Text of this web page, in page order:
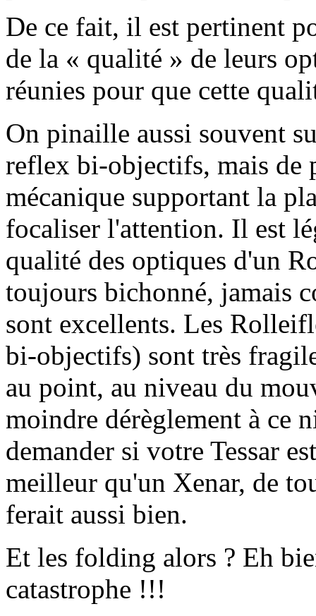
De ce fait, il est pertinent
de la « qualité » de leurs
réunies pour que cette
On pinaille aussi souvent
reflex bi-objectifs, mais de
mécanique supportant la
focaliser l'attention. Il est
qualité des optiques d'un
toujours bichonné, jamais
sont excellents. Les
bi-objectifs) sont très
au point, au niveau du
moindre dérèglement à ce
demander si votre Tessar
meilleur qu'un Xenar, de
ferait aussi bien.
Et les folding alors ? Eh
catastrophe !!!